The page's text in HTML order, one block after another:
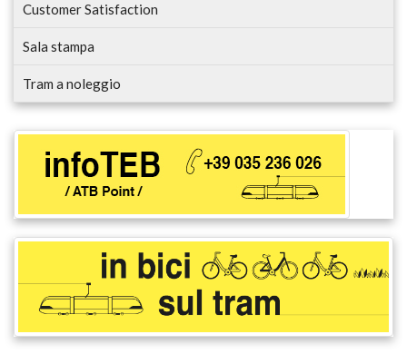
Customer Satisfaction
Sala stampa
Tram a noleggio